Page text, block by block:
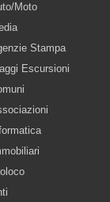
Moto
Stampa
Escursioni